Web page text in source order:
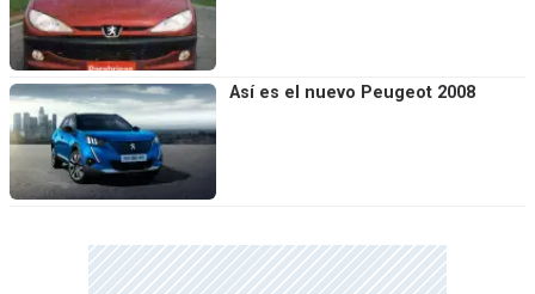
Así es el nuevo Peugeot 2008